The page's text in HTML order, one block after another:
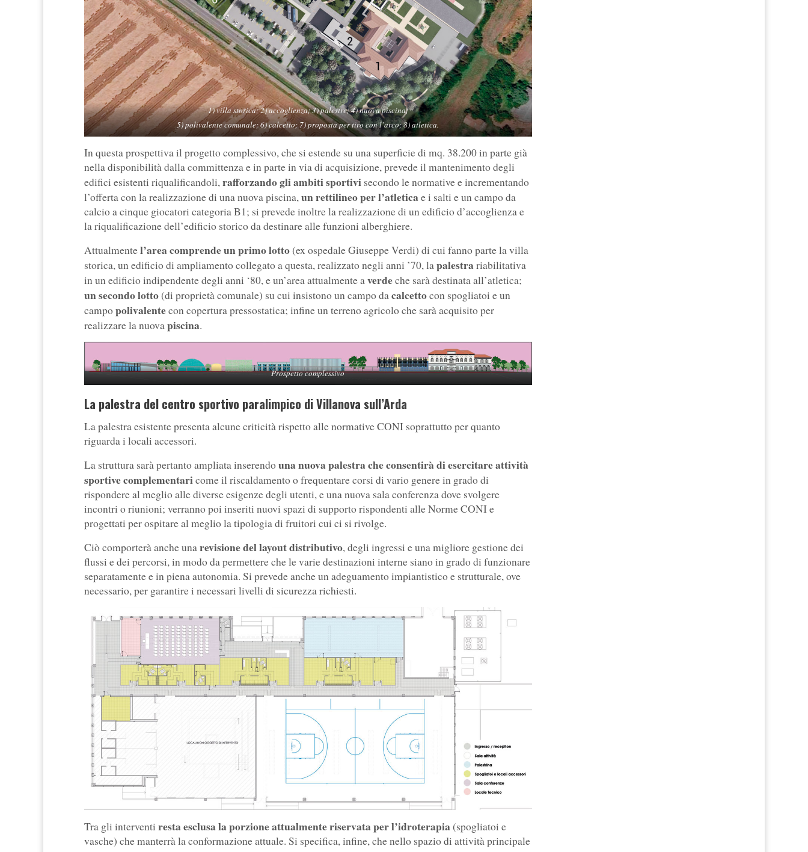
1) villa storica; 2) accoglienza; 3) palestre; 4) nuova piscina;
5) polivalente comunale; 6) calcetto; 7) proposta per tiro con l’arco; 8) atletica.
In questa prospettiva il progetto complessivo, che si estende su una superficie di mq. 38.200 in parte già
nella disponibilità dalla committenza e in parte in via di acquisizione, prevede il mantenimento degli
edifici esistenti riqualificandoli,rafforzando gli ambiti sportivi secondo le normative e incrementando
l’offerta con la realizzazione di una nuova piscina,un rettilineo per l’atletica e i salti e un campo da
calcio a cinque giocatori categoria B1; si prevede inoltre la realizzazione di un edificio d’accoglienza e
la riqualificazione dell’edificio storico da destinare alle funzioni alberghiere.
Attualmentel’area comprende un primo lotto(ex ospedale Giuseppe Verdi) di cui fanno parte la villa
storica, un edificio di ampliamento collegato a questa, realizzato negli anni ’70, lapalestra riabilitativa
in un edificio indipendente degli anni ‘80, e un’area attualmente averdeche sarà destinata all’atletica;
un secondo lotto(di proprietà comunale) su cui insistono un campo dacalcettocon spogliatoi e un
campopolivalentecon copertura pressostatica; infine un terreno agricolo che sarà acquisito per
realizzare la nuovapiscina.
Prospetto complessivo
La palestra del centro sportivo paralimpico di Villanova sull’Arda
La palestra esistente presenta alcune criticità rispetto alle normative CONI soprattutto per quanto
riguarda i locali accessori.
La struttura sarà pertanto ampliata inserendouna nuova palestra che consentirà di esercitare attività
sportive complementaricome il riscaldamento o frequentare corsi di vario genere in grado di
rispondere al meglio alle diverse esigenze degli utenti, e una nuova sala conferenza dove svolgere
incontri o riunioni; verranno poi inseriti nuovi spazi di supporto rispondenti alle Norme CONI e
progettati per ospitare al meglio la tipologia di fruitori cui ci si rivolge.
Ciò comporterà anche unarevisione del layout distributivo, degli ingressi e una migliore gestione dei
flussi e dei percorsi, in modo da permettere che le varie destinazioni interne siano in grado di funzionare
separatamente e in piena autonomia. Si prevede anche un adeguamento impiantistico e strutturale, ove
necessario, per garantire i necessari livelli di sicurezza richiesti.
Tra gli interventi resta esclusa la porzione attualmente riservata per l’idroterapia (spogliatoi e
vasche) che manterrà la conformazione attuale. Si specifica, infine, che nello spazio di attività principale